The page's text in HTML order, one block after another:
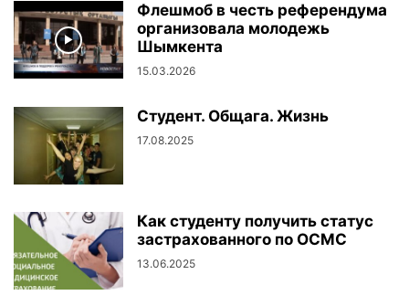
сотни людей наблюдали за ярким танцевальным шоу
сотни людей наблюдали за ярким танцевальным шоу
Флешмоб в честь референдума
организовала молодежь
Шымкента
15.03.2026
Студент. Общага. Жизнь
17.08.2025
Как студенту получить статус
застрахованного по ОСМС
13.06.2025